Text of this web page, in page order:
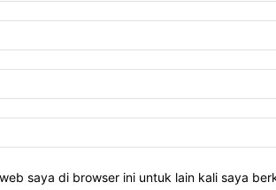
saya di browser ini untuk lain kali saya